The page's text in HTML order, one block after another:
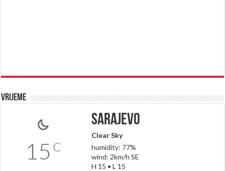
Vrijeme
15 C
Sarajevo
Clear Sky
humidity: 77%
wind: 2km/h SE
H 15 • L 15